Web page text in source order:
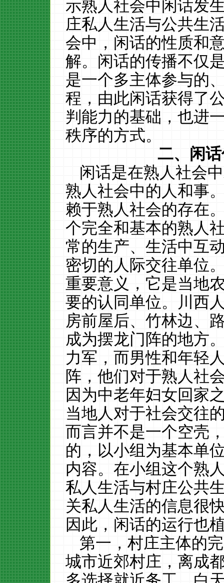
示熟人社会中闲话发
庄私人生活与公共生
会中，闲话的性质和
解。闲话的传播不仅
是一个多主体参与的
程，由此闲话获得了
判能力的基础，也进
秩序的方式。
二、闲
闲话是在熟人社会
熟人社会中的人和事
赖于熟人社会的存在
个完全和基本的熟人
常的生产、生活中互
密切的人际交往单位
重要意义，它是当地
要的认同单位。川西
房前屋后、竹林边、
成为摆龙门阵的地方
力军，而男性和年轻
阵，他们对于熟人社
因为中老年妇女回家
当地人对于社会交往
而言并不是一个空壳
的，以小组为基本单
内容。在小组这个熟
私人生活与村庄公共
关私人生活的信息很
因此，闲话的运行也
第一，村庄主体的
城市近郊村庄，离成